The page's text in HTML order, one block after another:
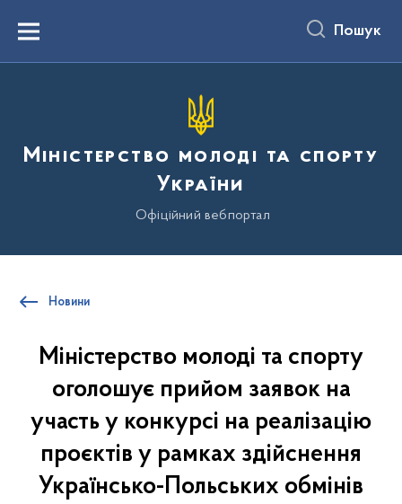
вмістуMenu Пошук
Міністерство молоді та спорту
України
Офіційний вебпортал
Новини
Міністерство молоді та спорту
оголошує прийом заявок на
участь у конкурсі на реалізацію
проєктів у рамках здійснення
Українсько-Польських обмінів